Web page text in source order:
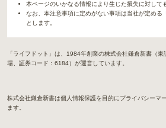
本ページのいかなる情報により生じた損失に対して
なお、本注意事項に定めがない事項は当社が定める
とします。
「ライフドット」は、1984年創業の株式会社鎌倉新書（東
場、証券コード：6184）が運営しています。
株式会社鎌倉新書は個人情報保護を目的にプライバシーマ
ます。